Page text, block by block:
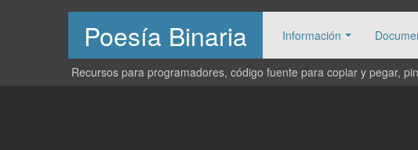
Poesía Binaria Información
Recursos para programadores, código fuente para copiar y pegar,